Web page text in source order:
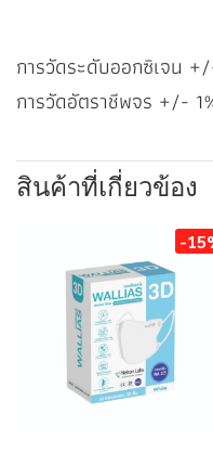
การวัดระดับออกซิเจน
การวัดอัตราชีพจร +/-
สินค้าที่เกี่ยวข้อง
-